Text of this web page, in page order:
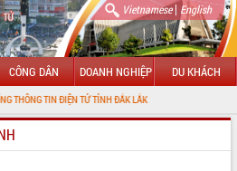
Vietnamese| English
CÔNG DÂN DOANH NGHIỆP DU KHÁCH
ĐIỆN TỬ TỈNH ĐẮK LẮK